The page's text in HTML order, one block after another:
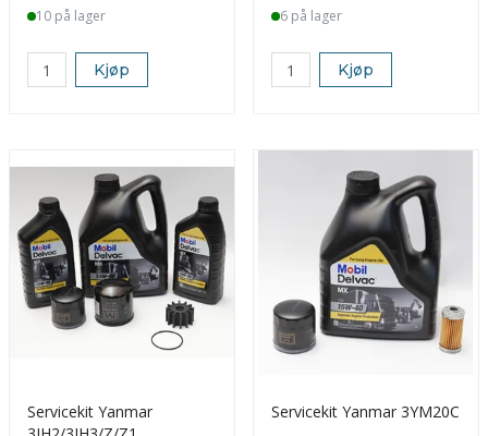
10 på lager
Kjøp
6 på lager
Kjøp
Servicekit Yanmar
Servicekit Yanmar 3YM20C